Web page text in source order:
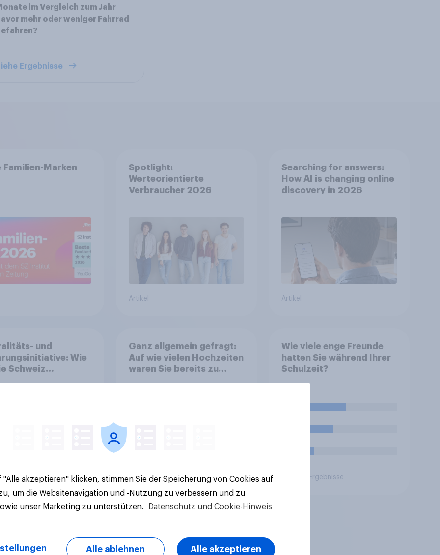
im Vergleich zum Jahr
mehr oder weniger Fahrrad
Ergebnisse
Familien-Marken
Spotlight:
Werteorientierte
Verbraucher 2026
Artikel
Searching for answers:
How AI is changing online
discovery in 2026
Artikel
und
Wie
Schweiz
Ganz allgemein gefragt:
Auf wie vielen Hochzeiten
waren Sie bereits zu
Aktuelle Ergebnisse
Wie viele enge Freunde
hatten Sie während Ihrer
Schulzeit?
Aktuelle Ergebnisse
"Alle akzeptieren" klicken, stimmen Sie der Speicherung von Cookies auf
zu, um die Websitenavigation und -Nutzung zu verbessern und zu
unser Marketing zu unterstützen.
Datenschutz und Cookie-Hinweis
Alle ablehnen Alle akzeptieren